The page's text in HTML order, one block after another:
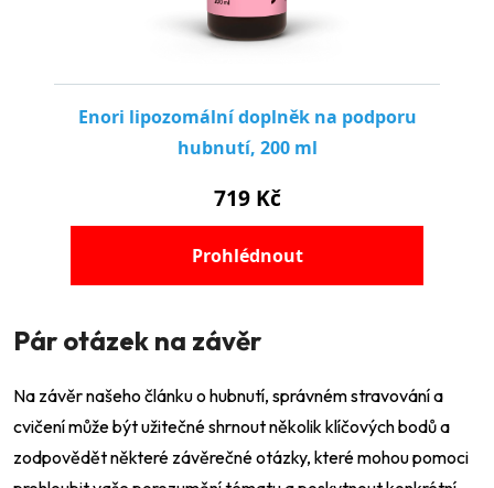
Pár otázek na závěr
Na závěr našeho článku o hubnutí, správném stravování a
cvičení může být užitečné shrnout několik klíčových bodů a
zodpovědět některé závěrečné otázky, které mohou pomoci